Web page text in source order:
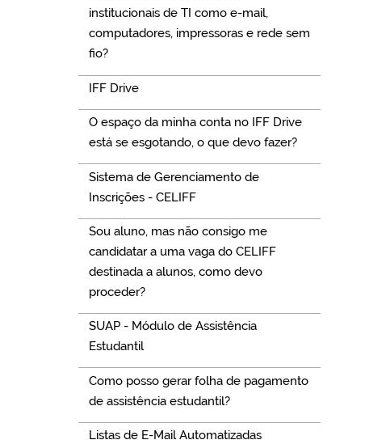
institucionais de TI como e-mail,
computadores, impressoras e rede sem
fio?
IFF Drive
O espaço da minha conta no IFF Drive
está se esgotando, o que devo fazer?
Sistema de Gerenciamento de
Inscrições - CELIFF
Sou aluno, mas não consigo me
candidatar a uma vaga do CELIFF
destinada a alunos, como devo
proceder?
SUAP - Módulo de Assistência
Estudantil
Como posso gerar folha de pagamento
de assistência estudantil?
Listas de E-Mail Automatizadas